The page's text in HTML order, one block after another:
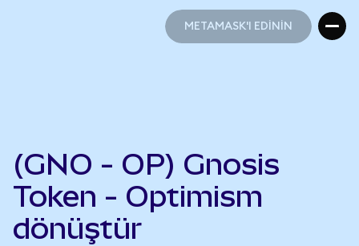
METAMASK'I EDİNİN
(GNO - OP) Gnosis
Token - Optimism
dönüştür